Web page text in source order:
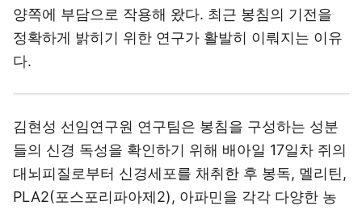
양쪽에 부담으로 작용해 왔다. 최근 봉침의 기전을
정확하게 밝히기 위한 연구가 활발히 이뤄지는 이유
다.
들의 신경 독성을 확인하기 위해 배아일 17일차 쥐의
대뇌피질로부터 신경세포를 채취한 후 봉독, 멜리틴,
PLA2(포스포리파아제2), 아파민을 각각 다양한 농
도로 24시간 동안 처리해 세포 생존률을 비교했다.